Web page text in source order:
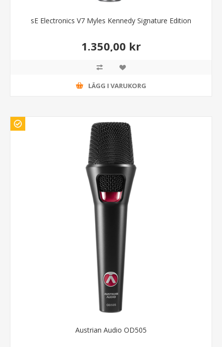
sE Electronics V7 Myles Kennedy Signature Edition
1.350,00 kr
LÄGG I VARUKORG
Austrian Audio OD505